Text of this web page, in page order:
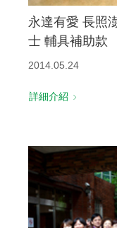
永達有愛 長照
士 輔具補助款
2014.05.24
詳細介紹